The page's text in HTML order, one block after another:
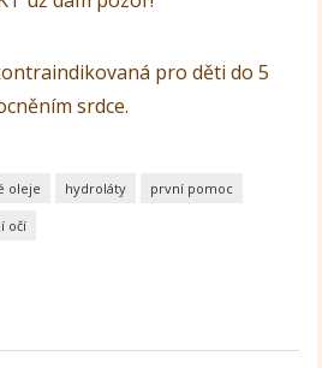
pro děti do 5
srdce.
oleje hydroláty první pomoc
očí